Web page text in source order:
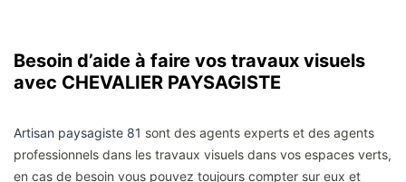
Besoin d’aide à faire vos travaux visuels
avec CHEVALIER PAYSAGISTE
Artisan paysagiste 81 sont des agents experts et des agents
professionnels dans les travaux visuels dans vos espaces verts,
en cas de besoin vous pouvez toujours compter sur eux et